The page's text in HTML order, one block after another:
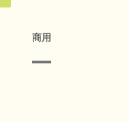
商用